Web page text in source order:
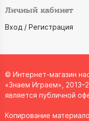
Личный кабинет
Вход / Регистрация
© Интернет-магазин
«Знаем Играем»,
является публичной
Копирование